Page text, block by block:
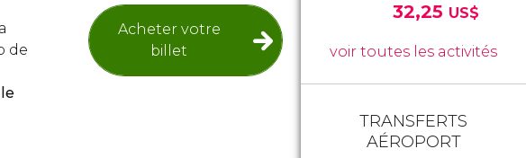
Acheter votre
billet
de
32,25 US$
voir toutes les activités
TRANSFERTS
AÉROPORT